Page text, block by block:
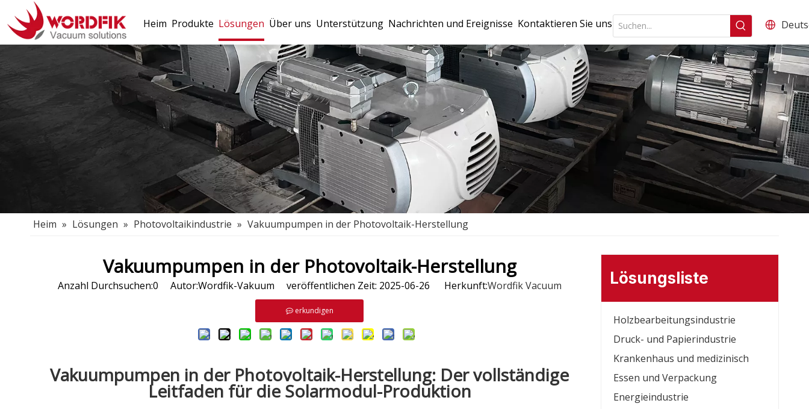
Heim Produkte Lösungen Über uns Unterstützung Nachrichten und Ereignisse Kontaktieren Sie uns
Heim » Lösungen » Photovoltaikindustrie » Vakuumpumpen in der Photovoltaik-Herstellung
Vakuumpumpen in der Photovoltaik-Herstellung
Anzahl Durchsuchen:0 Autor:Wordfik-Vakuum veröffentlichen Zeit: 2025-06-26 Herkunft:Wordfik Vacuum
erkundigen
Vakuumpumpen in der Photovoltaik-Herstellung: Der vollständige
Leitfaden für die Solarmodul-Produktion
Lösungsliste
Holzbearbeitungsindustrie
Druck- und Papierindustrie
Krankenhaus und medizinisch
Essen und Verpackung
Energieindustrie